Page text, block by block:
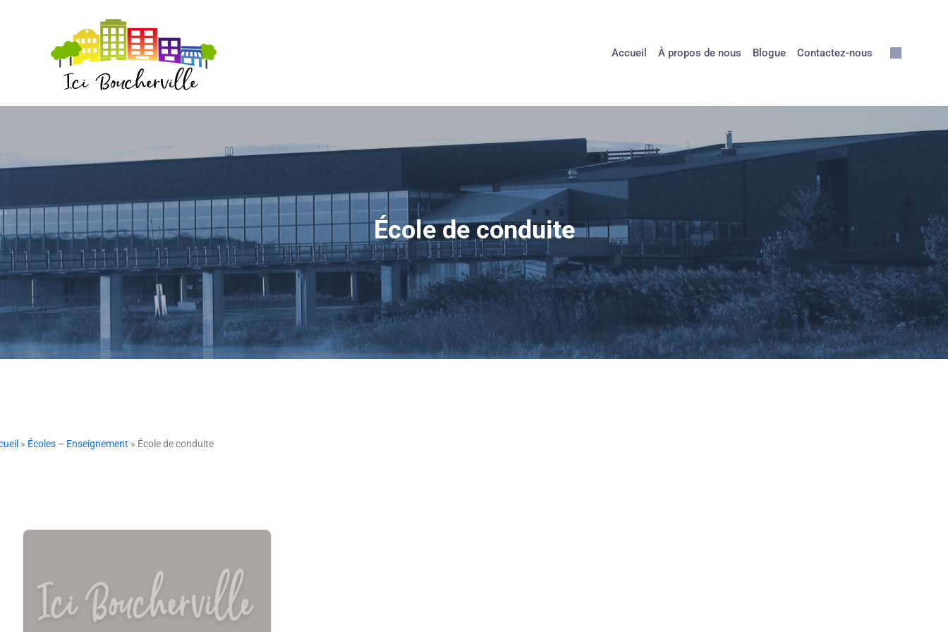
Accueil À propos de nous Blogue Contactez-nous
École de conduite
» Écoles – Enseignement » École de conduite